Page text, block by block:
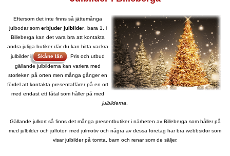
Eftersom det inte finns så jättemånga
julbodar som erbjuder julbilder, bara 1, i
Billeberga kan det vara bra att kontakta
andra juliga butiker där du kan hitta vackra
julbilder i
Skåne län
. Pris och utbud
gällande julbilderna kan variera med
storleken på orten men många gånger en
fördel att kontakta presentaffärer på en ort
med endast ett fåtal som håller på med
julbilderna
Gällande julkort så finns det många presentbutiker i närheten av Billeberga som håller på
med julbilder och julfoton med julmotiv och några av dessa företag har bra webbsidor som
visar julbilder på tomta, barn och renar som de säljer.